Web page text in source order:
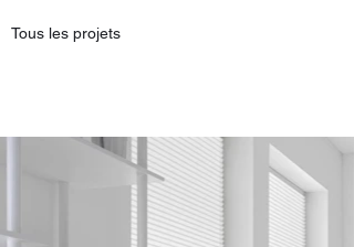
Tous les projets